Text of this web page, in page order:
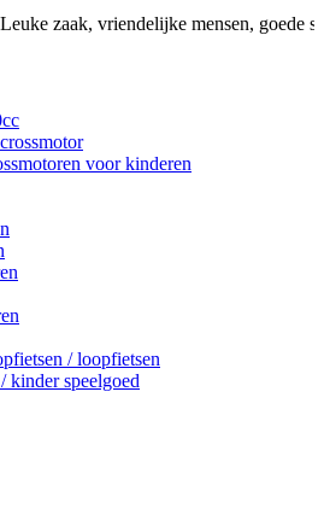
zaak, vriendelijke mensen, goede
voor kinderen
/ loopfietsen
kinder speelgoed